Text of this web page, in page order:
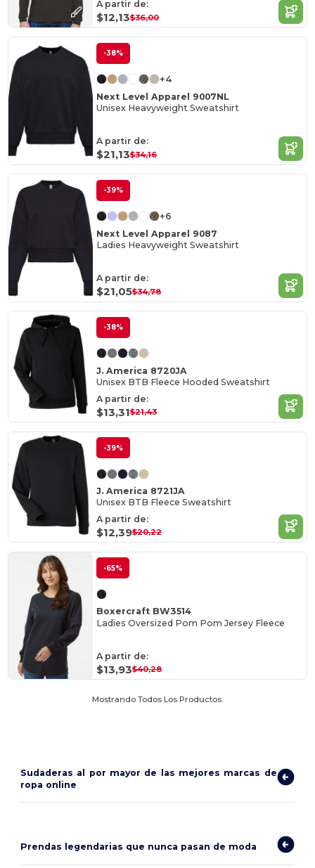
A partir de:
$12,13$36,00
-38%
+4
Next Level Apparel 9007NL
Unisex Heavyweight Sweatshirt
A partir de:
$21,13$34,16
-39%
+6
Next Level Apparel 9087
Ladies Heavyweight Sweatshirt
A partir de:
$21,05$34,78
-38%
J. America 8720JA
Unisex BTB Fleece Hooded Sweatshirt
A partir de:
$13,31$21,43
-39%
J. America 8721JA
Unisex BTB Fleece Sweatshirt
A partir de:
$12,39$20,22
-65%
Boxercraft BW3514
Ladies Oversized Pom Pom Jersey Fleece
A partir de:
$13,93$40,28
Mostrando Todos Los Productos.
Sudaderas al por mayor de las mejores marcas de
ropa online
Prendas legendarias que nunca pasan de moda